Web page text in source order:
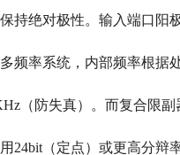
持绝对极性。输入端口阳
频率系统，内部频率根据
（防失真）。而复合限副
24bit（定点）或更高分辩